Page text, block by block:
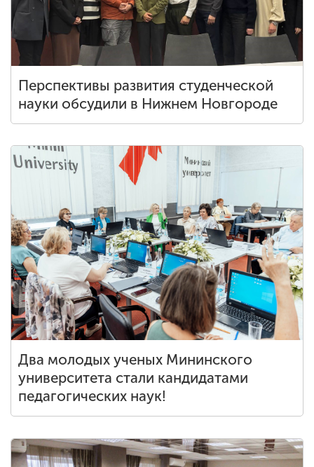
Перспективы развития студенческой
науки обсудили в Нижнем Новгороде
Два молодых ученых Мининского
университета стали кандидатами
педагогических наук!